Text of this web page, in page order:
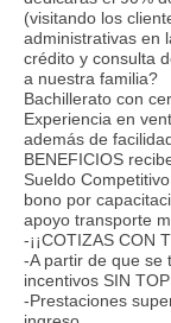
(visitando los
administrativas en
crédito y consulta
a nuestra familia?
Bachillerato con
Experiencia en
además de
BENEFICIOS
Sueldo
bono por
apoyo transporte
-¡¡COTIZAS CON
-A partir de que se
incentivos SIN
-Prestaciones